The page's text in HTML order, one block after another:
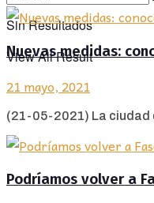
Sin Resultados
View All Result
Nuevas medidas:
21 mayo, 2021
(21-05-2021) La ciudad
Podríamos volver a